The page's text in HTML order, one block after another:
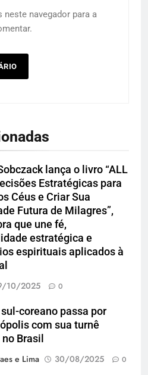
neste navegador para a
lança o livro “ALL
Estratégicas para
Céus e Criar Sua
Futura de Milagres”,
que une fé,
estratégica e
espirituais aplicados à
10/2025
0
coreano passa por
com sua turnê
Brasil
e Lima
30/08/2025 0